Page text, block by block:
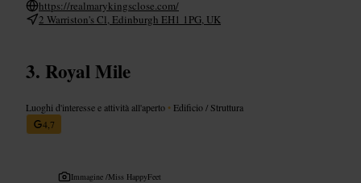
https://realmarykingsclose.com/
2 Warriston's Cl, Edinburgh EH1 1PG, UK
Royal Mile
Luoghi d'interesse e attività all'aperto • Edificio / Struttura
4,7
Immagine /Miss HappyFeet